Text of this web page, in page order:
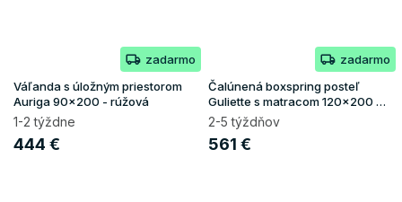
zadarmo
Váľanda s úložným priestorom
Auriga 90x200 - rúžová
1-2 týždne
444 €
zadarmo
Čalúnená boxspring posteľ
Guliette s matracom 120x200 -
béžová
2-5 týždňov
561 €